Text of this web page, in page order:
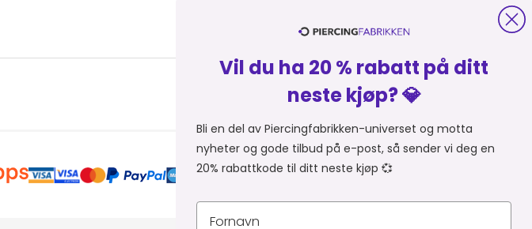
Vil du ha 20 % rabatt på ditt
neste kjøp? 💎
Bli en del av Piercingfabrikken-universet og motta
nyheter og gode tilbud på e-post, så sender vi deg en
20% rabattkode til ditt neste kjøp 💞